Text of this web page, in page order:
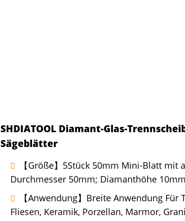
SHDIATOOL Diamant-Glas-
Sägeblätter
【Größe】5Stück 50mm Mini-Blatt mit
Durchmesser 50mm; Diamanthöhe
【Anwendung】Breite Anwendung
Fliesen, Keramik, Porzellan, Marmor,